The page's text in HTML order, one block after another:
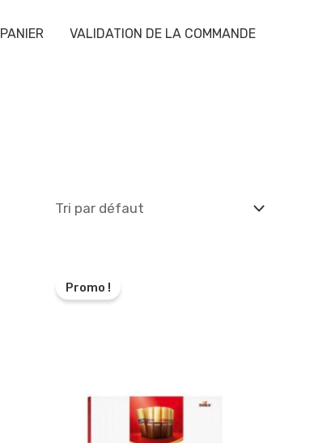
PANIER VALIDATION DE LA COMMANDE
Promo !